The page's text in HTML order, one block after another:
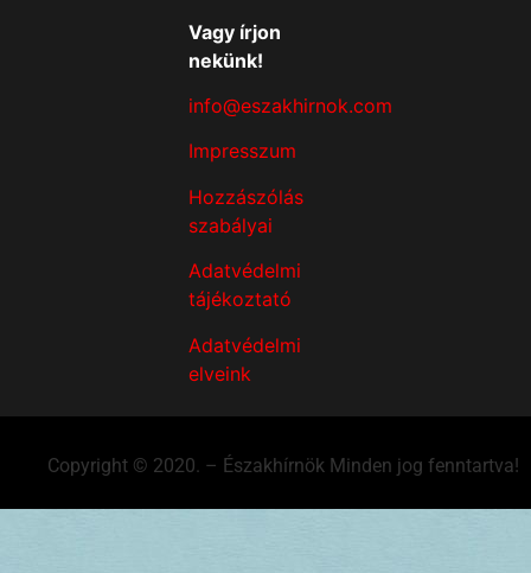
Vagy írjon
nekünk!
info@eszakhirnok.com
Impresszum
Hozzászólás
szabályai
Adatvédelmi
tájékoztató
Adatvédelmi
elveink
Copyright © 2020. – Északhírnök Minden jog fenntartva!